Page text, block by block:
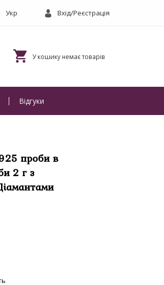
Вхід/Реєстрація
Відгуки
проби в
2 г з